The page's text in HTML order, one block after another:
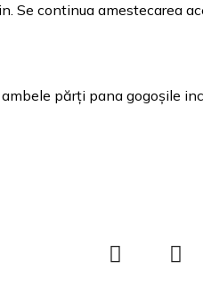
Se continua amestecarea
părți pana gogoșile